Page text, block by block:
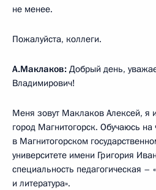
не менее.
Пожалуйста, коллеги.
А.Маклаков: Добрый день,
Владимирович!
Меня зовут Маклаков Алексей, я
город Магнитогорск. Обучаюсь на
в Магнитогорском
университете имени Григория
специальность педагогическая –
и литература».